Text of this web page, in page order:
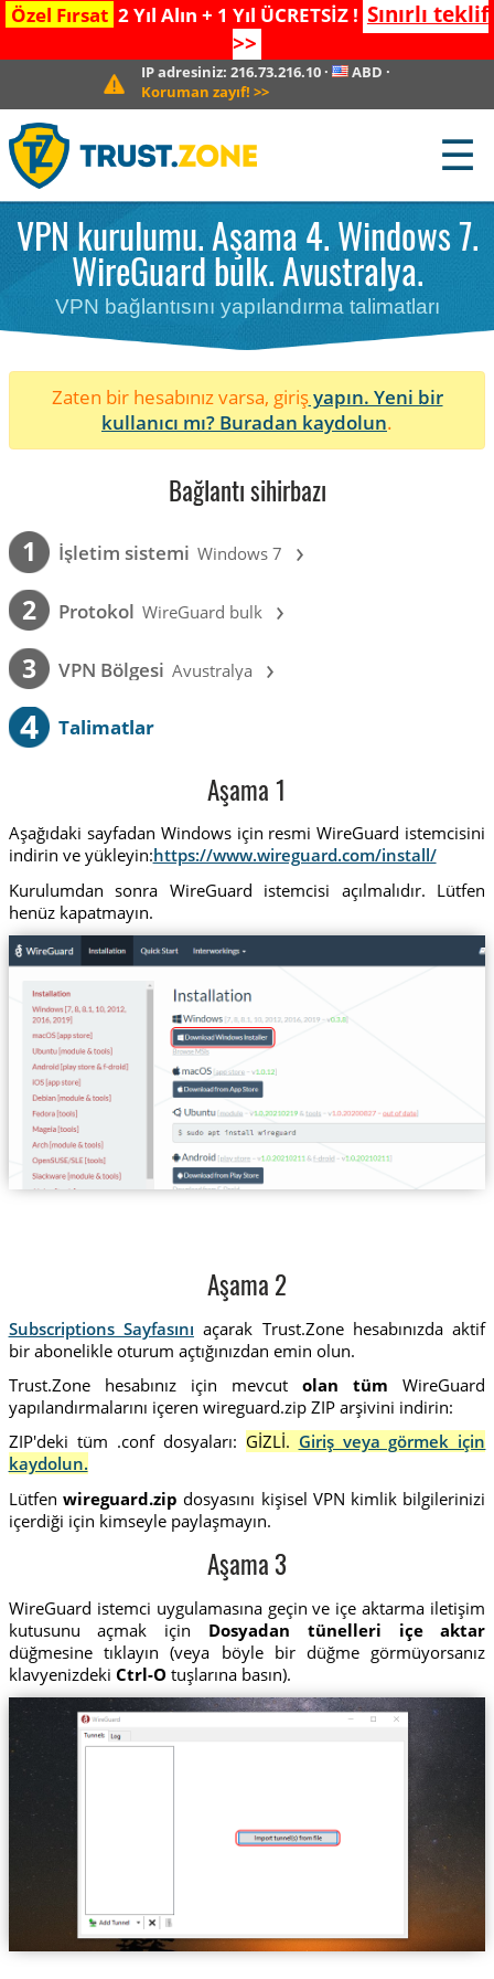
Özel Fırsat 2 Yıl Alın + 1 Yıl ÜCRETSİZ ! Sınırlı teklif
>>
IP adresiniz: 216.73.216.10· ABD ·
Koruman zayıf! >>
☰
VPN kurulumu. Aşama 4. Windows 7.
WireGuard bulk. Avustralya.
VPN bağlantısını yapılandırma talimatları
Zaten bir hesabınız varsa, girişyapın. Yeni bir
kullanıcı mı? Buradan kaydolun.
Bağlantı sihirbazı
1 İşletim sistemi Windows 7 ›
2 Protokol WireGuard bulk ›
3 VPN Bölgesi Avustralya ›
4 Talimatlar
Aşama 1
Aşağıdaki sayfadan Windows için resmi WireGuard istemcisini
indirin ve yükleyin:https://www.wireguard.com/install/
Kurulumdan sonra WireGuard istemcisi açılmalıdır. Lütfen
henüz kapatmayın.
Aşama 2
Subscriptions Sayfasını açarak Trust.Zone hesabınızda aktif
bir abonelikle oturum açtığınızdan emin olun.
Trust.Zone hesabınız için mevcutolan tüm WireGuard
yapılandırmalarını içeren wireguard.zip ZIP arşivini indirin:
ZIP'deki tüm .conf dosyaları: GİZLİ. Giriş veya görmek için
kaydolun.
Lütfen wireguard.zip dosyasını kişisel VPN kimlik bilgilerinizi
içerdiği için kimseyle paylaşmayın.
Aşama 3
WireGuard istemci uygulamasına geçin ve içe aktarma iletişim
kutusunu açmak için Dosyadan tünelleri içe aktar
düğmesine tıklayın (veya böyle bir düğme görmüyorsanız
klavyenizdeki Ctrl-O tuşlarına basın).